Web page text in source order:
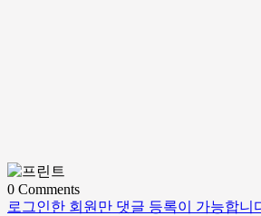
0 Comments
로그인한 회원만 댓글 등록이 가능합니